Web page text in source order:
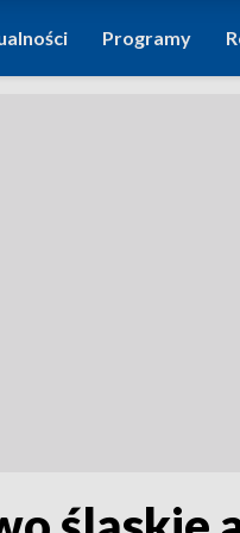
Programy